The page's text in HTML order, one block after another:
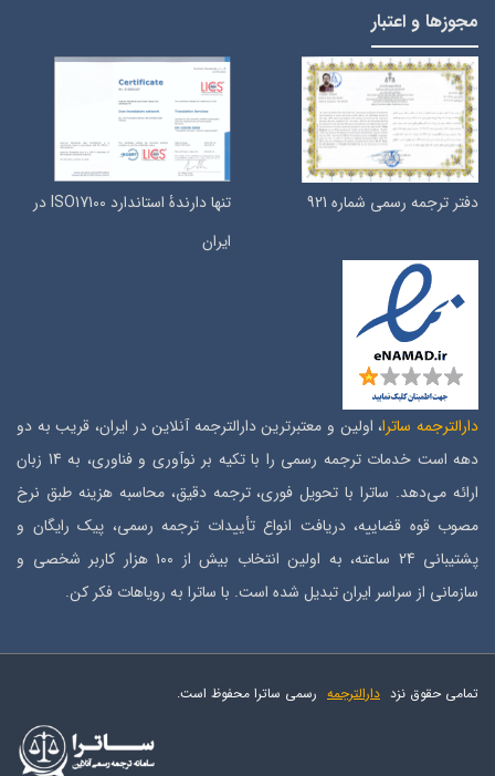
مجوزها و اعتبار
دفتر ترجمه رسمی شماره 921
تنها دارندۀ استاندارد ISO17100 در
ایران
دارالترجمه ساترا، اولین و معتبرترین دارالترجمه آنلاین در ایران، قریب به دو
دهه است خدمات ترجمه رسمی را با تکیه بر نوآوری و فناوری، به 14 زبان
ارائه می‌دهد. ساترا با تحویل فوری، ترجمه دقیق، محاسبه هزینه طبق نرخ
مصوب قوه قضاییه، دریافت انواع تأییدات ترجمه رسمی، پیک رایگان و
پشتیبانی 24 ساعته، به اولین انتخاب بیش از ۱۰۰ هزار کاربر شخصی و
سازمانی از سراسر ایران تبدیل شده است. با ساترا به رویاهات فکر کن.
تمامی حقوق نزد دارالترجمه رسمی ساترا محفوظ است.